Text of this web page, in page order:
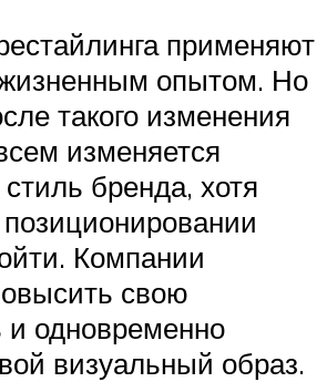
применяют
опытом. Но
такого изменения
изменяется
бренда, хотя
Компании
свою
и одновременно
визуальный образ.